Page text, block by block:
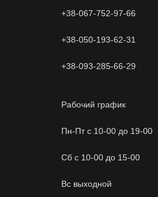
+38-067-752-97-66
+38-050-193-62-31
+38-093-285-66-29
Рабочий график
Пн-Пт с 10-00 до 19-00
Сб с 10-00 до 15-00
Вс выходной